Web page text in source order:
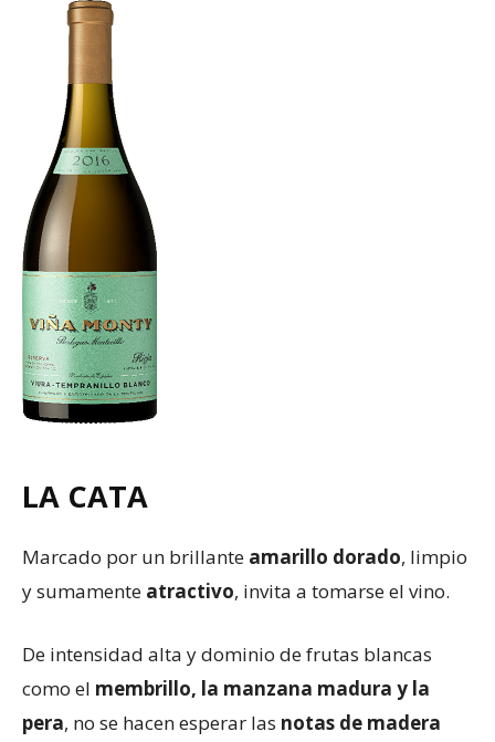
LA CATA
Marcado por un brillante amarillo dorado, limpio
y sumamente atractivo, invita a tomarse el vino.
De intensidad alta y dominio de frutas blancas
como el membrillo, la manzana madura y la
pera, no se hacen esperar las notas de madera